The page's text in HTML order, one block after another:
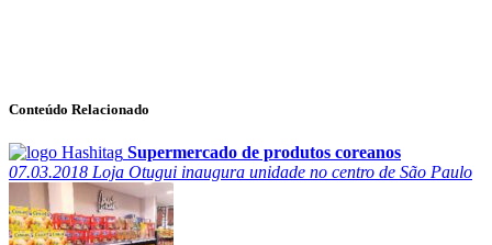
Conteúdo Relacionado
Supermercado de produtos coreanos
07.03.2018 Loja Otugui inaugura unidade no centro de São Paulo